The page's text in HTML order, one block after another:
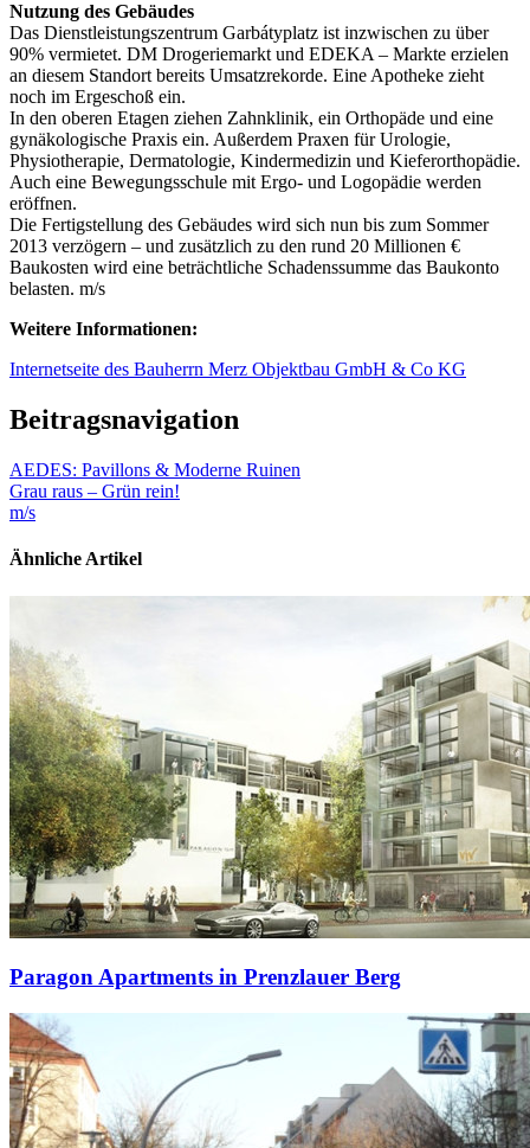
Nutzung des Gebäudes
Das Dienstleistungszentrum Garbátyplatz ist inzwischen zu über
90% vermietet. DM Drogeriemarkt und EDEKA – Markte erzielen
an diesem Standort bereits Umsatzrekorde. Eine Apotheke zieht
noch im Ergeschoß ein.
In den oberen Etagen ziehen Zahnklinik, ein Orthopäde und eine
gynäkologische Praxis ein. Außerdem Praxen für Urologie,
Physiotherapie, Dermatologie, Kindermedizin und Kieferorthopädie.
Auch eine Bewegungsschule mit Ergo- und Logopädie werden
eröffnen.
Die Fertigstellung des Gebäudes wird sich nun bis zum Sommer
2013 verzögern – und zusätzlich zu den rund 20 Millionen €
Baukosten wird eine beträchtliche Schadenssumme das Baukonto
belasten. m/s
Weitere Informationen:
Internetseite des Bauherrn Merz Objektbau GmbH & Co KG
Beitragsnavigation
AEDES: Pavillons & Moderne Ruinen
Grau raus – Grün rein!
m/s
Ähnliche Artikel
Paragon Apartments in Prenzlauer Berg